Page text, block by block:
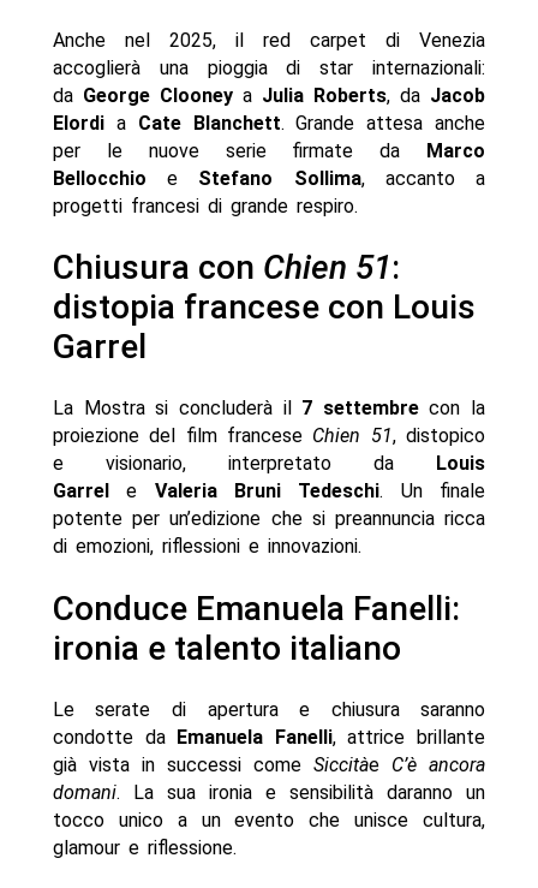
Anche nel 2025, il red carpet di Venezia
accoglierà una pioggia di star internazionali:
da George Clooneya Julia Roberts, da Jacob
Elordia Cate Blanchett. Grande attesa anche
per le nuove serie firmate da Marco
Bellocchio e Stefano Sollima, accanto a
progetti francesi di grande respiro.
Chiusura con Chien 51:
distopia francese con Louis
Garrel
La Mostra si concluderà il 7 settembrecon la
proiezione del film francese Chien 51, distopico
e visionario, interpretato da
Louis
Garrel
e Valeria Bruni Tedeschi. Un finale
potente per un’edizione che si preannuncia ricca
di emozioni, riflessioni e innovazioni.
Conduce Emanuela Fanelli:
ironia e talento italiano
Le serate di apertura e chiusura saranno
condotte da Emanuela Fanelli, attrice brillante
già vista in successi comeSiccitàe C’è ancora
domani. La sua ironia e sensibilità daranno un
tocco unico a un evento che unisce cultura,
glamour e riflessione.